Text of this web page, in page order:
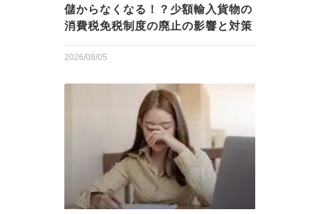
儲からなくなる！？少額輸入貨物の
消費税免税制度の廃止の影響と対策
2026/08/05